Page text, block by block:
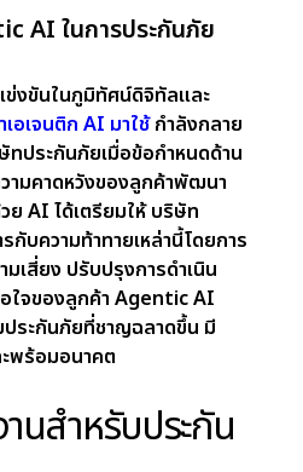
เรียลไทม์
นแบบดั้งเดิมมักจะช้าและเข้ม
การเปลี่ยนแปลงอย่างรวดเร็ว
ะบุคคลAgentic AI เปลี่ยนการ
าะห์ข้อมูลแบบเรียลไทม์และปรับ
มื่อความเสี่ยงมีวิวัฒนาการ
นชีวิตอาจลดลงหากสุขภาพของผู้
ระบุโดยเทคโนโลยีที่สวมใส่ได้
มั่นใจได้ว่านโยบายยังคงถูกต้อง
จจุบัน
ผนเชิงกลยุทธ์